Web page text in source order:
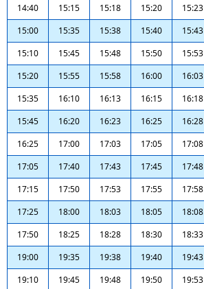
14:40
15:15 15:18 15:20 15:23
15:00
15:35 15:38 15:40 15:43
15:10
15:45 15:48 15:50 15:53
15:20
15:55 15:58 16:00 16:03
15:35
16:10 16:13 16:15 16:18
15:45
16:20 16:23 16:25 16:28
16:25
17:00 17:03 17:05 17:08
17:05
17:40 17:43 17:45 17:48
17:15
17:50 17:53 17:55 17:58
17:25
18:00 18:03 18:05 18:08
17:50
18:25 18:28 18:30 18:33
19:00
19:35 19:38 19:40 19:43
19:10
19:45 19:48 19:50 19:53